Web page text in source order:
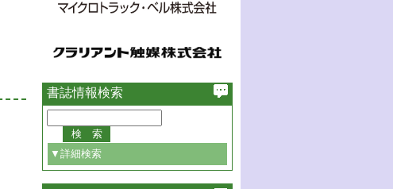
書誌情報検索
▼詳細検索